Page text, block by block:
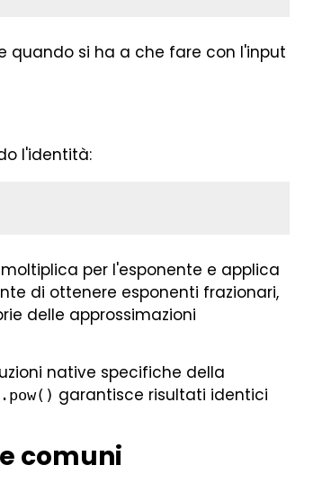
quando si ha a che fare con l'input
l'identità:
per l'esponente e applica
di ottenere esponenti frazionari,
delle approssimazioni
native specifiche della
garantisce risultati identici
comuni